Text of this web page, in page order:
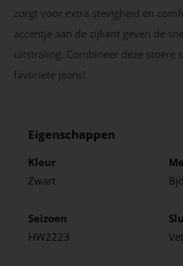
zorgt voor extra stevigheid en
accentje aan de zijkant geven de
uitstraling. Combineer deze stoere
favoriete jeans!
Eigenschappen
Kleur
Zwart
Seizoen
HW2223